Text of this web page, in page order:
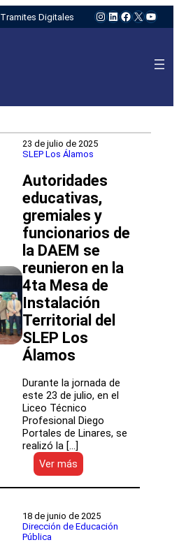
Tramites Digitales Instagram
LinkedIn
Facebook
X
23 de julio de 2025
SLEP Los Álamos
Autoridades
educativas,
gremiales y
funcionarios de
la DAEM se
reunieron en la
4ta Mesa de
Instalación
Territorial del
SLEP Los
Álamos
Durante la jornada de
este 23 de julio, en el
Liceo Técnico
Profesional Diego
Portales de Linares, se
realizó la […]
Ver más
Autoridades
educativas,
y
funcionarios
18 de junio de 2025
Dirección de Educación
Pública